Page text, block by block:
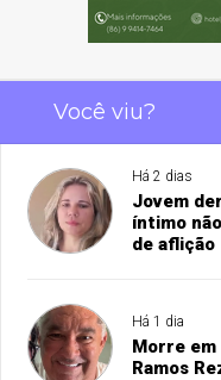
Você viu?
Há 2 dias
Jovem
íntimo
de aflição
Há 1 dia
Morre
Ramos